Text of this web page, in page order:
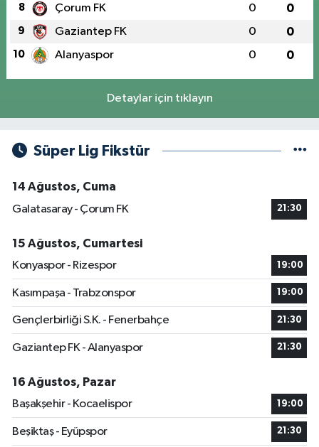
8 Çorum FK 0 0
9 Gaziantep FK 0 0
10 Alanyaspor 0 0
Detaylar için tıklayın
Süper Lig Fikstür
14 Ağustos, Cuma
Galatasaray - Çorum FK
21:30
15 Ağustos, Cumartesi
Konyaspor - Rizespor
19:00
Kasımpaşa - Trabzonspor 19:00
Gençlerbirliği S.K. - Fenerbahçe 21:30
Gaziantep FK - Alanyaspor 21:30
16 Ağustos, Pazar
Başakşehir - Kocaelispor
19:00
Beşiktaş - Eyüpspor 21:30